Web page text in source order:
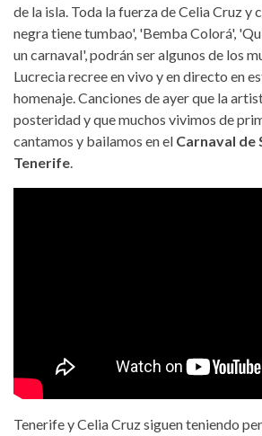
de la isla. Toda la fuerza de Celia Cruz y
negra tiene tumbao', 'Bemba Colorá',
un carnaval', podrán ser algunos de los
Lucrecia recree en vivo y en directo en
homenaje. Canciones de ayer que la
posteridad y que muchos vivimos de
cantamos y bailamos en el Carnaval de
Tenerife.
Tenerife y Celia Cruz siguen teniendo